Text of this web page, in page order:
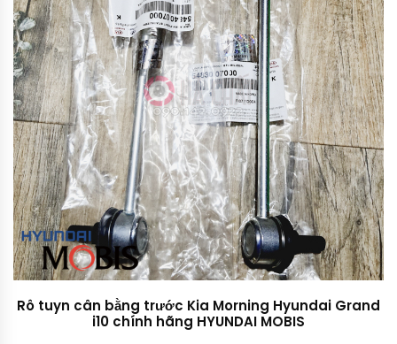
Rô tuyn cân bằng trước Kia Morning Hyundai Grand
i10 chính hãng HYUNDAI MOBIS